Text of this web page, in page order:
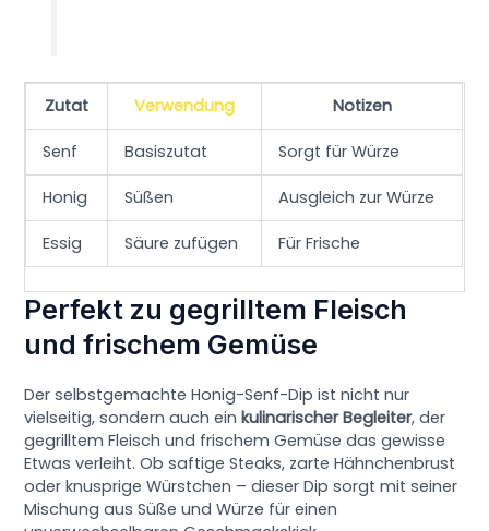
Zutat Verwendung Notizen
Senf Basiszutat Sorgt für Würze
Honig Süßen Ausgleich zur Würze
Essig Säure zufügen Für Frische
Perfekt zu gegrilltem Fleisch
und frischem Gemüse
Der selbstgemachte Honig-Senf-Dip ist nicht nur
vielseitig, sondern auch einkulinarischer Begleiter, der
gegrilltem Fleisch und frischem Gemüse das gewisse
Etwas verleiht. Ob saftige Steaks, zarte Hähnchenbrust
oder knusprige Würstchen – dieser Dip sorgt mit seiner
Mischung aus Süße und Würze für einen